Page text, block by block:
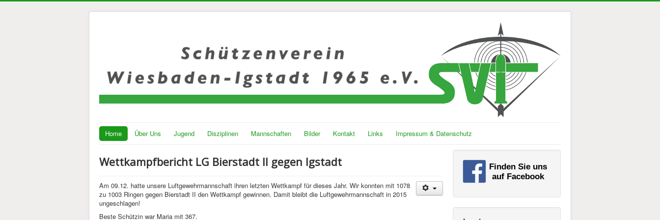
Home Über Uns Jugend Disziplinen Mannschaften Bilder Kontakt Links Impressum & Datenschutz
Wettkampfbericht LG Bierstadt II gegen Igstadt
Am 09.12. hatte unsere Luftgewehrmannschaft ihren letzten Wettkampf für dieses Jahr. Wir konnten mit 1078
zu 1003 Ringen gegen Bierstadt II den Wettkampf gewinnen. Damit bleibt die Luftgewehrmannschaft in 2015
ungeschlagen!
Beste Schützin war Maria mit 367.